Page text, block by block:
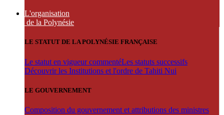
L'organisation
de la Polynésie
LE STATUT DE LA POLYNÉSIE FRANÇAISE
Le statut en vigueur commentéLes statuts successifs
Découvrir les Institutions et l'ordre de Tahiti Nui
LE GOUVERNEMENT
Composition du gouvernement et attributions des ministres